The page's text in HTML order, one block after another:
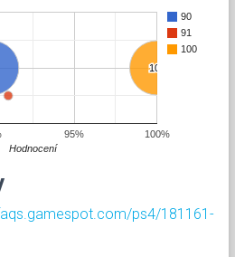
90
91
100
100
100
95% 100%
Hodnocení
ps4/181161-